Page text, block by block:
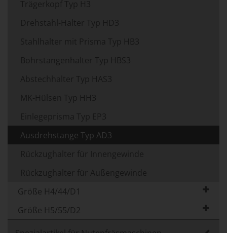
Ausdrehstange Typ AD3
Größe H4/44/D1
Größe H5/55/D2